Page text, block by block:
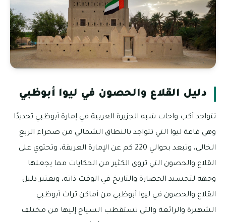
دليل القلاع والحصون في ليوا أبوظبي
تتواجد أكب واحات شبه الجزيرة العربية في إمارة أبوظبي تحديدًا
وهي قاعة ليوا التي تتواجد بالنطاق الشمالي من صحراء الربع
الخالي، وتبعد بحوالي 220 كم عن الإمارة العريقة، وتحتوي على
القلاع والحصون التي تروي الكثير من الحكايات مما يجعلها
وجهة لتجسيد الحضارة والتاريخ في الوقت ذاته، ويعتبر دليل
القلاع والحصون في ليوا أبوظبي من أماكن تراث أبوظبي
الشهيرة والرائعة والتي تستقطب السياح إليها من مختلف